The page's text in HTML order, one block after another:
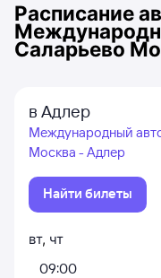
Расписание
Саларьево
в Адлер
Международный
Москва - Адлер
Найти билеты
вт, чт
09:00